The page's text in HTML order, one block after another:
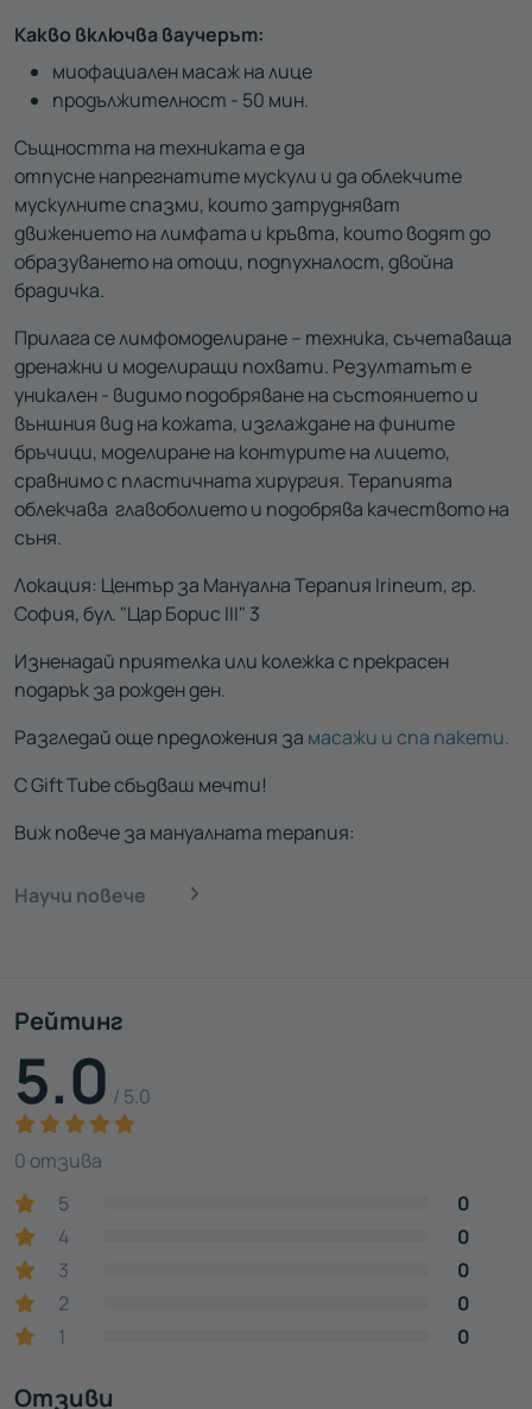
Какво включва ваучерът:
миофациален масаж на лице
продължителност - 50 мин.
Същността на техниката е да
отпусне напрегнатите мускули и да облекчите
мускулните спазми, които затрудняват
движението на лимфата и кръвта, които водят до
образуването на отоци, подпухналост, двойна
брадичка.
Прилага се лимфомоделиране – техника, съчетаваща
дренажни и моделиращи похвати. Резултатът е
уникален - видимо подобряване на състоянието и
външния вид на кожата, изглаждане на фините
бръчици, моделиране на контурите на лицето,
сравнимо с пластичната хирургия. Терапията
облекчава главоболието и подобрява качеството на
съня.
Локация: Център за Мануална Терапия Irineum, гр.
София, бул. "Цар Борис III" 3
Изненадай приятелка или колежка с прекрасен
подарък за рожден ден.
Разгледай още предложения за масажи и спа пакети.
С Gift Tube сбъдваш мечти!
Виж повече за мануалната терапия:
Научи повече
Рейтинг
5.0 / 5.0
0 отзива
5
0
4
0
3
0
2
0
1
0
Отзиви